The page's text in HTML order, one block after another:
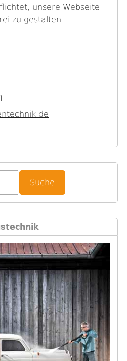
unsere Webseite
zu gestalten.